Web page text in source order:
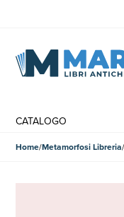
CATALOGO
Home Metamorfosi Libreria